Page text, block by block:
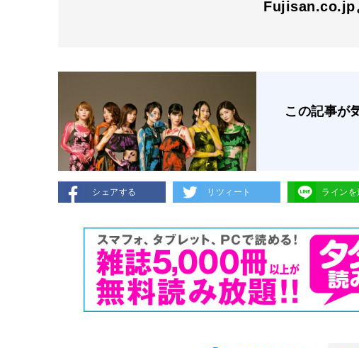
Fujisan.co.jp
この記事が
シェアする リツィート ラインを